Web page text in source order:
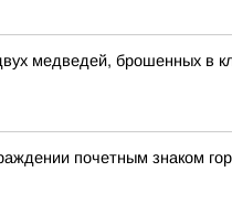
медведей, брошенных в
почетным знаком